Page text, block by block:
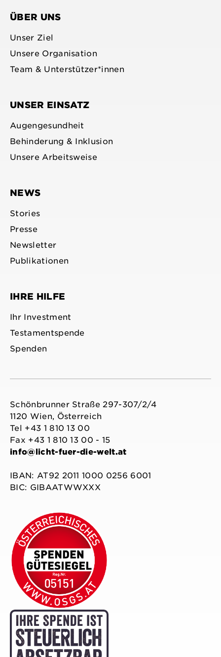
ÜBER UNS
Unser Ziel
Unsere Organisation
Team & Unterstützer*innen
UNSER EINSATZ
Augengesundheit
Behinderung & Inklusion
Unsere Arbeitsweise
NEWS
Stories
Presse
Newsletter
Publikationen
IHRE HILFE
Ihr Investment
Testamentspende
Spenden
Schönbrunner Straße 297-307/2/4
1120 Wien, Österreich
Tel +43 1 810 13 00
Fax +43 1 810 13 00 - 15
info@licht-fuer-die-welt.at
IBAN: AT92 2011 1000 0256 6001
BIC: GIBAATWWXXX